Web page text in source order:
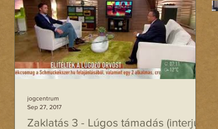
Zaklatás 3 - Lúgos támadás (interjú
jogcentrum
Sep 27, 2017